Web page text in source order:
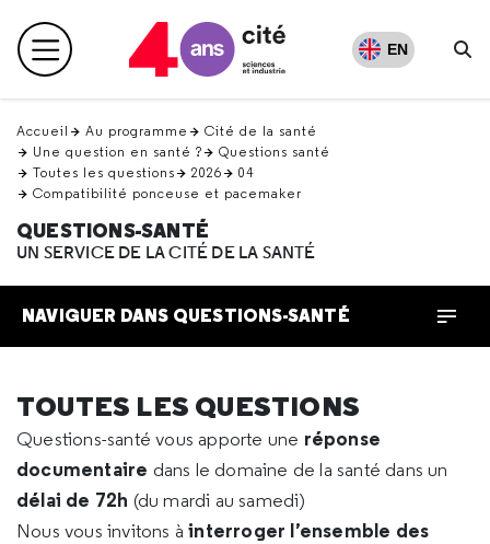
en
haut Menu principal EN
Accueil Au programme
Cité de la santé
Une question en santé ?
Questions santé
Toutes les questions
2026
04
Compatibilité ponceuse et pacemaker
QUESTIONS-SANTÉ
UN SERVICE DE LA CITÉ DE LA SANTÉ
NAVIGUER DANS QUESTIONS-SANTÉ
TOUTES LES QUESTIONS
Questions-santé vous apporte une réponse
documentaire dans le domaine de la santé dans un
délai de 72h (du mardi au samedi)
Nous vous invitons àinterroger l’ensemble des